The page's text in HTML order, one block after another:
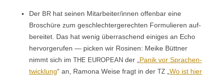
Der BR hat seinen Mitarbeiter/innen offen­bar eine
Broschüre zum geschlechterg­erecht­en For­mulieren auf­
bere­it­et. Das hat wenig über­raschend einiges an Echo
her­vorgerufen — pick­en wir Rosi­nen: Meike Büt­tner
nimmt sich im THE EUROPEAN der „ Panik vor Sprachen­
twick­lung“ an, Ramona Weise fragt in der TZ
Wo ist hier